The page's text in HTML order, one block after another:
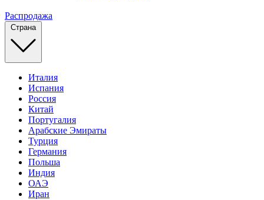
Распродажа
Страна
Италия
Испания
Россия
Китай
Португалия
Арабские Эмираты
Турция
Германия
Польша
Индия
ОАЭ
Иран